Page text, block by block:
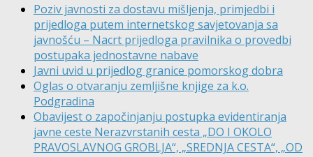
Poziv javnosti za dostavu mišljenja, primjedbi i
prijedloga putem internetskog savjetovanja sa
javnošću – Nacrt prijedloga pravilnika o provedbi
postupaka jednostavne nabave
Javni uvid u prijedlog granice pomorskog dobra
Oglas o otvaranju zemljišne knjige za k.o.
Podgradina
Obavijest o započinjanju postupka evidentiranja
javne ceste Nerazvrstanih cesta „DO I OKOLO
PRAVOSLAVNOG GROBLJA“, „SREDNJA CESTA“, „OD